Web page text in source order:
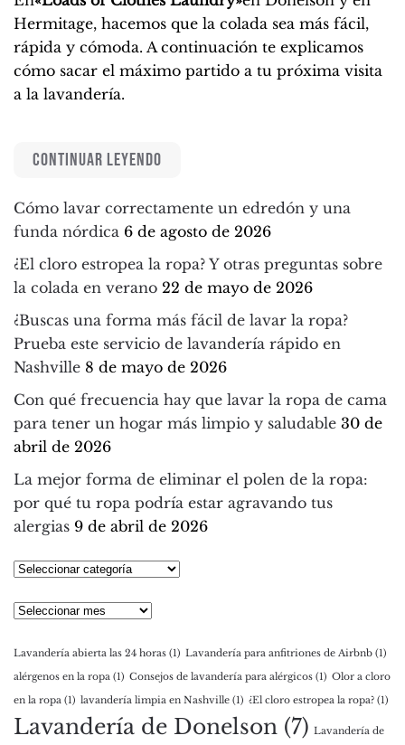
Hermitage, hacemos que la colada sea más fácil,
rápida y cómoda. A continuación te explicamos
cómo sacar el máximo partido a tu próxima visita
a la lavandería.
CONTINUAR LEYENDO
Cómo lavar correctamente un edredón y una
funda nórdica 6 de agosto de 2026
¿El cloro estropea la ropa? Y otras preguntas sobre
la colada en verano 22 de mayo de 2026
¿Buscas una forma más fácil de lavar la ropa?
Prueba este servicio de lavandería rápido en
Nashville 8 de mayo de 2026
Con qué frecuencia hay que lavar la ropa de cama
para tener un hogar más limpio y saludable 30 de
abril de 2026
La mejor forma de eliminar el polen de la ropa:
por qué tu ropa podría estar agravando tus
alergias 9 de abril de 2026
Seleccionar
Archivos
Lavandería abierta las 24 horas (1) Lavandería para anfitriones de Airbnb (1)
alérgenos en la ropa (1) Consejos de lavandería para alérgicos (1) Olor a cloro
en la ropa (1) lavandería limpia en Nashville (1) ¿El cloro estropea la ropa? (1)
Lavandería de Donelson (7) Lavandería de